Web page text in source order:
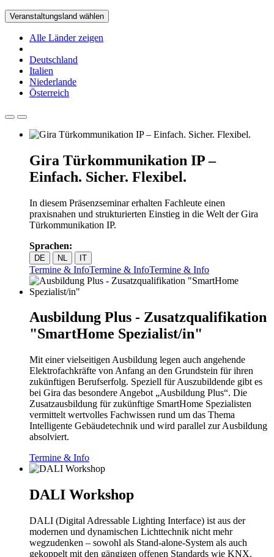
Veranstaltungsland wählen
Alle Länder zeigen
Deutschland
Italien
Niederlande
Österreich
Gira Türkommunikation IP –
Einfach. Sicher. Flexibel.
In diesem Präsenzseminar erhalten Fachleute einen
praxisnahen und strukturierten Einstieg in die Welt der Gira
Türkommunikation IP.
Sprachen:
DE NL IT
Termine & InfoTermine & InfoTermine & Info
Ausbildung Plus - Zusatzqualifikation
"SmartHome Spezialist/in"
Mit einer vielseitigen Ausbildung legen auch angehende
Elektrofachkräfte von Anfang an den Grundstein für ihren
zukünftigen Berufserfolg. Speziell für Auszubildende gibt es
bei Gira das besondere Angebot „Ausbildung Plus“. Die
Zusatzausbildung für zukünftige SmartHome Spezialisten
vermittelt wertvolles Fachwissen rund um das Thema
Intelligente Gebäudetechnik und wird parallel zur Ausbildung
absolviert.
Termine & Info
DALI Workshop
DALI (Digital Adressable Lighting Interface) ist aus der
modernen und dynamischen Lichttechnik nicht mehr
wegzudenken – sowohl als Stand-alone-System als auch
gekoppelt mit den gängigen offenen Standards wie KNX.